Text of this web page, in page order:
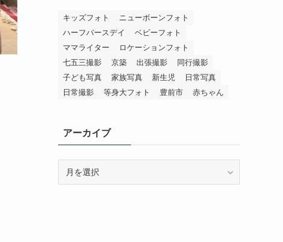
キッズフォト
ニューボーンフォト
ハーフバースデイ
ベビーフォト
ママライター
ロケーションフォト
七五三撮影
京築 出張撮影
同行撮影
子ども写真
家族写真 新生児
日常写真
日常撮影
等身大フォト 豊前市 赤ちゃん
アーカイブ